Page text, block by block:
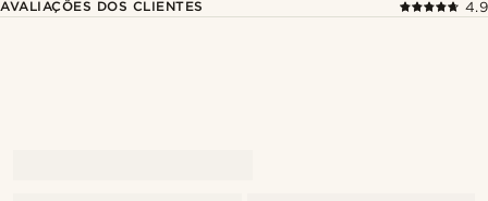
AVALIAÇÕES DOS CLIENTES
4.9